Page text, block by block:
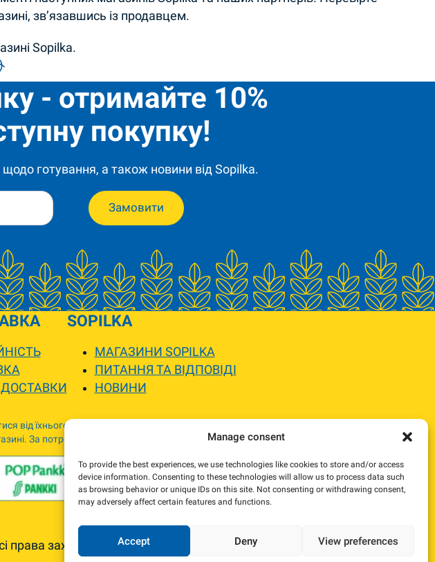
Manage consent
To provide the best experiences, we use technologies like cookies to store and/or access
device information. Consenting to these technologies will allow us to process data such
as browsing behavior or unique IDs on this site. Not consenting or withdrawing consent,
may adversely affect certain features and functions.
Accept Deny View preferences
зв’язавшись із продавцем.
Sopilka.
- отримайте 10%
покупку!
щодо готування, а також новини від Sopilka.
Замовити
SOPILKA
МАГАЗИНИ SOPILKA
ПИТАННЯ ТА ВІДПОВІДІ
НОВИНИ
від їхнього фактичного вигляду.
За потреби ми зв’яжемося та погодимо заміну.
права захищені